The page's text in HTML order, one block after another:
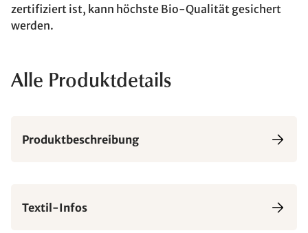
zertifiziert ist, kann höchste Bio-Qualität gesichert
werden.
Alle Produktdetails
Produktbeschreibung
Textil-Infos